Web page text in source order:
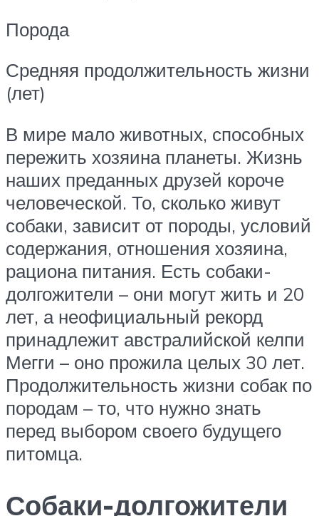
Порода
Средняя продолжительность жизни
(лет)
В мире мало животных, способных
пережить хозяина планеты. Жизнь
наших преданных друзей короче
человеческой. То, сколько живут
собаки, зависит от породы, условий
содержания, отношения хозяина,
рациона питания. Есть собаки-
долгожители – они могут жить и 20
лет, а неофициальный рекорд
принадлежит австралийской келпи
Мегги – оно прожила целых 30 лет.
Продолжительность жизни собак по
породам – то, что нужно знать
перед выбором своего будущего
питомца.
Собаки-долгожители